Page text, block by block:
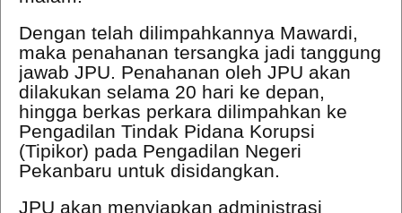
Dengan telah dilimpahkannya Mawardi,
maka penahanan tersangka jadi tanggung
jawab JPU. Penahanan oleh JPU akan
dilakukan selama 20 hari ke depan,
hingga berkas perkara dilimpahkan ke
Pengadilan Tindak Pidana Korupsi
(Tipikor) pada Pengadilan Negeri
Pekanbaru untuk disidangkan.
JPU akan menyiapkan administrasi